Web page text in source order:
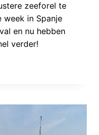
zeeforel te
week in Spanje
en nu hebben
verder!